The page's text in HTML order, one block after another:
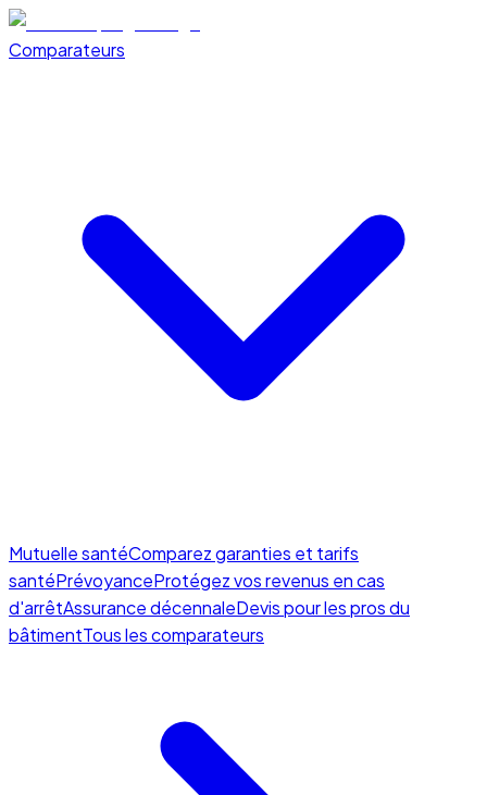
Comparateurs
Mutuelle santéComparez garanties et tarifs
santéPrévoyanceProtégez vos revenus en cas
d'arrêtAssurance décennaleDevis pour les pros du
bâtimentTous les comparateurs